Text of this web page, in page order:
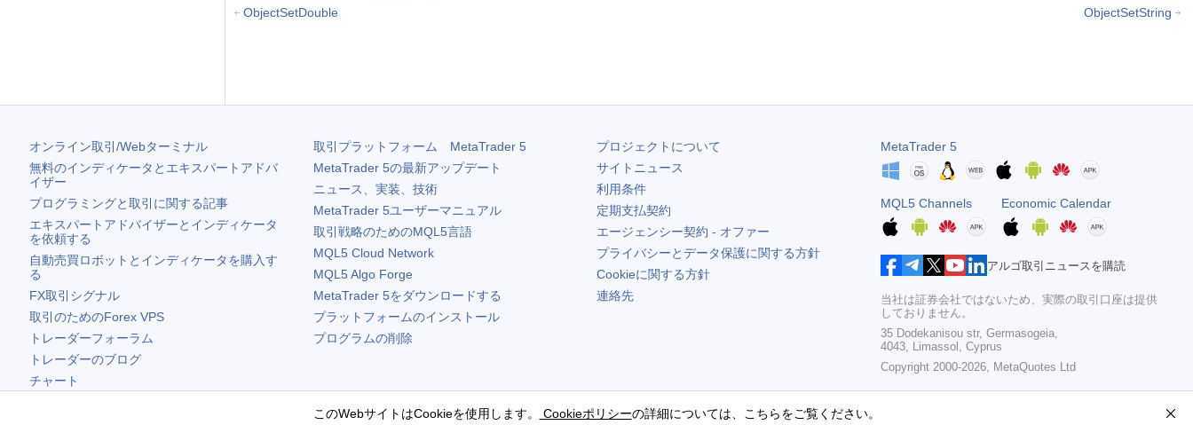
ObjectSetDouble ObjectSetString
オンライン取引/Webターミナル
無料のインディケータとエキスパートアドバ
イザー
プログラミングと取引に関する記事
エキスパートアドバイザーとインディケータ
を依頼する
自動売買ロボットとインディケータを購入す
る
FX取引シグナル
取引のためのForex VPS
トレーダーフォーラム
トレーダーのブログ
チャート
取引プラットフォーム MetaTrader 5
MetaTrader 5の最新アップデート
ニュース、実装、技術
MetaTrader 5ユーザーマニュアル
取引戦略のためのMQL5言語
MQL5 Cloud Network
MQL5 Algo Forge
MetaTrader 5をダウンロードする
プラットフォームのインストール
プログラムの削除
プロジェクトについて
サイトニュース
利用条件
定期支払契約
エージェンシー契約 - オファー
プライバシーとデータ保護に関する方針
Cookieに関する方針
連絡先
MetaTrader 5
MQL5 Channels Economic Calendar
アルゴ取引ニュースを購読
当社は証券会社ではないため、実際の取引口座は提供
しておりません。
35 Dodekanisou str, Germasogeia,
4043, Limassol, Cyprus
Copyright 2000-2026, MetaQuotes Ltd
このWebサイトはCookieを使用します。 Cookieポリシーの詳細については、こちらをご覧ください。